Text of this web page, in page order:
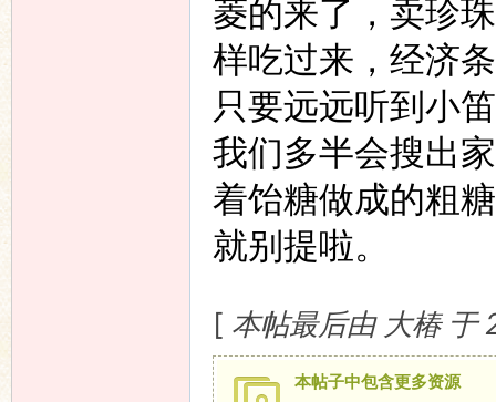
菱的来了，卖珍
样吃过来，经济
只要远远听到小
我们多半会搜出
着饴糖做成的粗
就别提啦。
[ 本帖最后由 大椿
本帖子中包含更多资源